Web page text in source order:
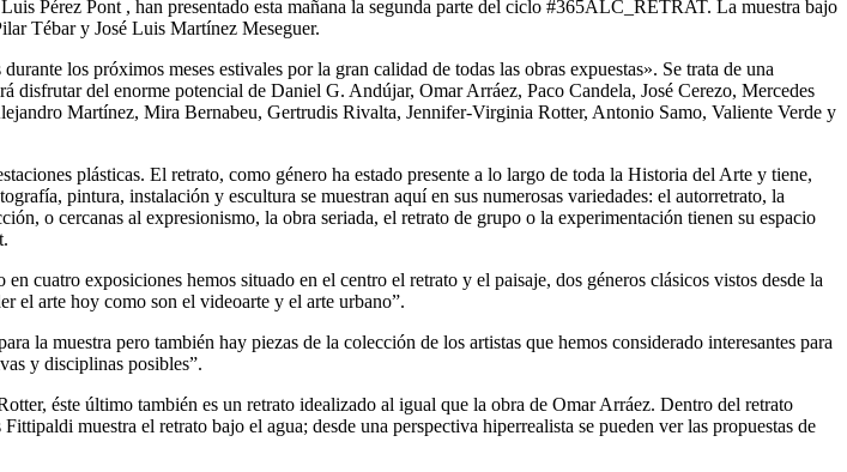
Pérez Pont , han presentado esta mañana la segunda parte del ciclo #365ALC_RETRAT. La muestra bajo
Tébar y José Luis Martínez Meseguer.
los próximos meses estivales por la gran calidad de todas las obras expuestas». Se trata de una
del enorme potencial de Daniel G. Andújar, Omar Arráez, Paco Candela, José Cerezo, Mercedes
Martínez, Mira Bernabeu, Gertrudis Rivalta, Jennifer-Virginia Rotter, Antonio Samo, Valiente Verde y
plásticas. El retrato, como género ha estado presente a lo largo de toda la Historia del Arte y tiene,
pintura, instalación y escultura se muestran aquí en sus numerosas variedades: el autorretrato, la
o cercanas al expresionismo, la obra seriada, el retrato de grupo o la experimentación tienen su espacio
cuatro exposiciones hemos situado en el centro el retrato y el paisaje, dos géneros clásicos vistos desde la
el arte hoy como son el videoarte y el arte urbano”.
la muestra pero también hay piezas de la colección de los artistas que hemos considerado interesantes para
y disciplinas posibles”.
éste último también es un retrato idealizado al igual que la obra de Omar Arráez. Dentro del retrato
muestra el retrato bajo el agua; desde una perspectiva hiperrealista se pueden ver las propuestas de